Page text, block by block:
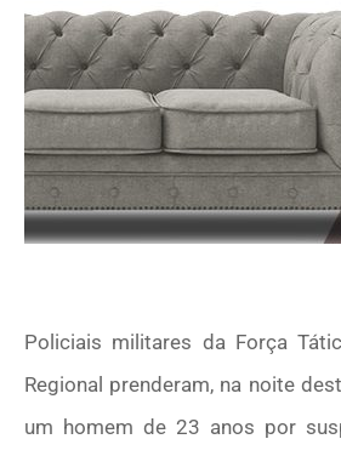
Policiais militares da Força
Regional prenderam, na noite
um homem de 23 anos por